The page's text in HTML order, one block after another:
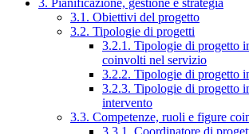
3. Pianificazione, gestione e strategia
3.1. Obiettivi del progetto
3.2. Tipologie di progetti
3.2.1. Tipologie di progetto
coinvolti nel servizio
3.2.2. Tipologie di progetto
3.2.3. Tipologie di progetto
intervento
3.3. Competenze, ruoli e figure
3.3.1. Coordinatore di